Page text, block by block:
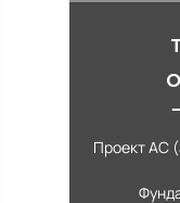
Проект АС